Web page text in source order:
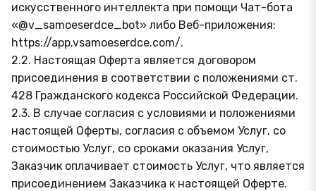
искусственного интеллекта при помощи Чат-бота
«@v_samoeserdce_bot» либо Веб-приложения:
https://app.vsamoeserdce.com/.
2.2. Настоящая Оферта является договором
присоединения в соответствии с положениями ст.
428 Гражданского кодекса Российской Федерации.
2.3. В случае согласия с условиями и положениями
настоящей Оферты, согласия с объемом Услуг, со
стоимостью Услуг, со сроками оказания Услуг,
Заказчик оплачивает стоимость Услуг, что является
присоединением Заказчика к настоящей Оферте.